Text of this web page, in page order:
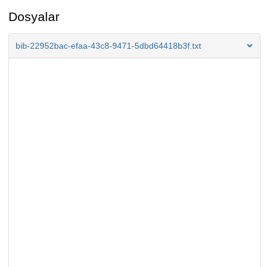
Dosyalar
bib-22952bac-efaa-43c8-9471-5dbd64418b3f.txt